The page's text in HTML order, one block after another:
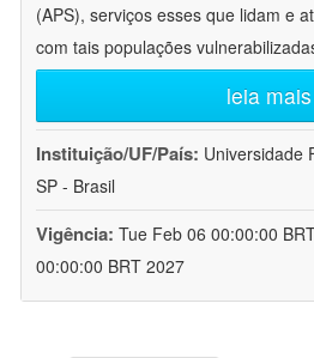
(APS), serviços esses que lidam e
com tais populações
leia mais
Instituição/UF/País: Universidade
SP - Brasil
Vigência: Tue Feb 06 00:00:00
00:00:00 BRT 2027